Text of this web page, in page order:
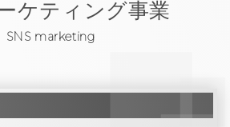
ケティング事業
SNS marketing